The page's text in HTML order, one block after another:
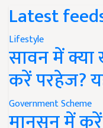
Latest
Lifestyle
सावन में
करें परहेज?
Government Scheme